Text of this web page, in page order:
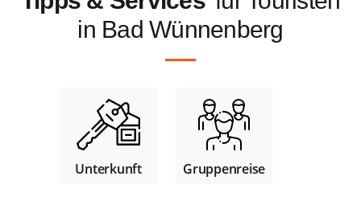
in Bad Wünnenberg
Unterkunft Gruppenreise